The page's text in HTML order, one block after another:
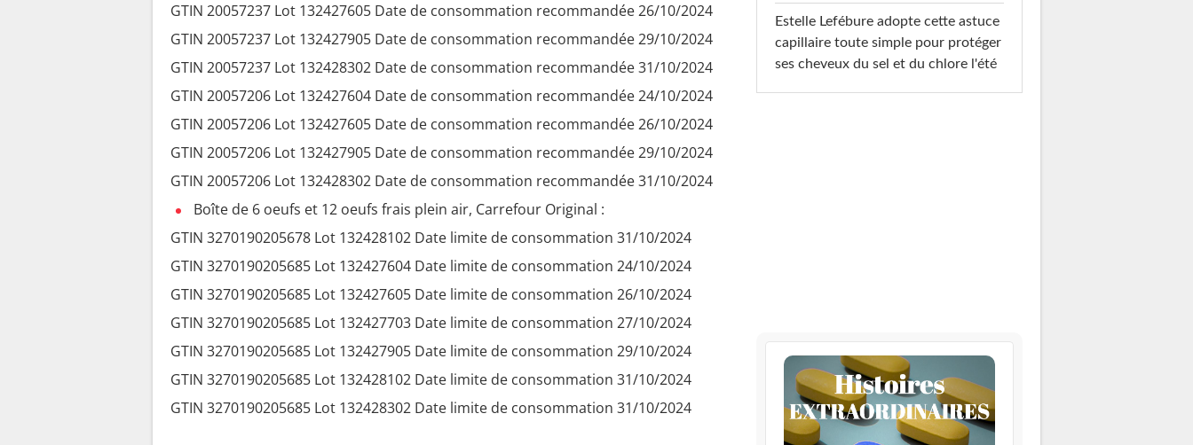
GTIN 20057237 Lot 132427605 Date de consommation recommandée 26/10/2024
GTIN 20057237 Lot 132427905 Date de consommation recommandée 29/10/2024
GTIN 20057237 Lot 132428302 Date de consommation recommandée 31/10/2024
GTIN 20057206 Lot 132427604 Date de consommation recommandée 24/10/2024
GTIN 20057206 Lot 132427605 Date de consommation recommandée 26/10/2024
GTIN 20057206 Lot 132427905 Date de consommation recommandée 29/10/2024
GTIN 20057206 Lot 132428302 Date de consommation recommandée 31/10/2024
Boîte de 6 oeufs et 12 oeufs frais plein air, Carrefour Original :
GTIN 3270190205678 Lot 132428102 Date limite de consommation 31/10/2024
GTIN 3270190205685 Lot 132427604 Date limite de consommation 24/10/2024
GTIN 3270190205685 Lot 132427605 Date limite de consommation 26/10/2024
GTIN 3270190205685 Lot 132427703 Date limite de consommation 27/10/2024
GTIN 3270190205685 Lot 132427905 Date limite de consommation 29/10/2024
GTIN 3270190205685 Lot 132428102 Date limite de consommation 31/10/2024
GTIN 3270190205685 Lot 132428302 Date limite de consommation 31/10/2024
Estelle Lefébure adopte cette astuce
capillaire toute simple pour protéger
ses cheveux du sel et du chlore l'été